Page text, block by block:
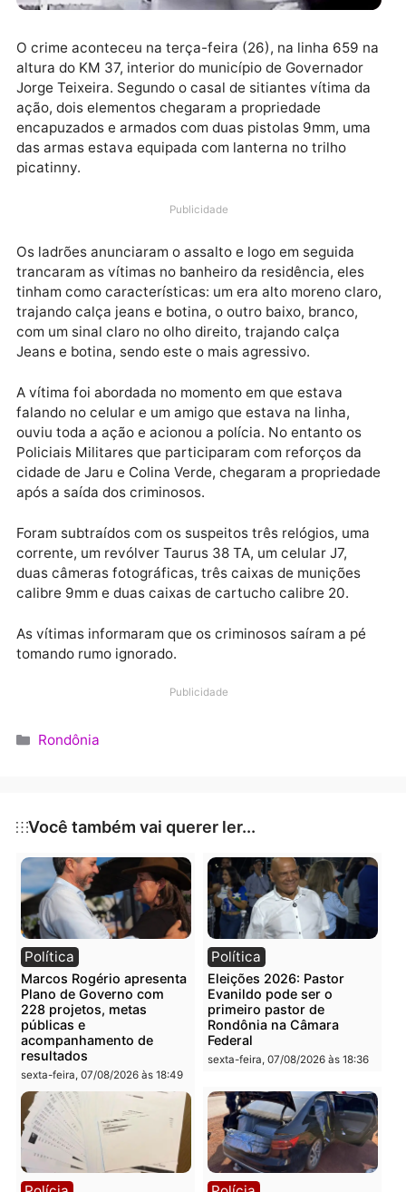
O crime aconteceu na terça-feira (26), na linha 659
altura do KM 37, interior do município de Governador
Jorge Teixeira. Segundo o casal de sitiantes vítima
encapuzados e armados com duas pistolas 9mm,
das armas estava equipada com lanterna no trilho
picatinny.
Publicidade
Os ladrões anunciaram o assalto e logo em seguida
tinham como características: um era alto moreno
trajando calça jeans e botina, o outro baixo, branco,
com um sinal claro no olho direito, trajando calça
Jeans e botina, sendo este o mais agressivo.
falando no celular e um amigo que estava na linha,
ouviu toda a ação e acionou a polícia. No entanto os
Policiais Militares que participaram com reforços da
cidade de Jaru e Colina Verde, chegaram a
após a saída dos criminosos.
corrente, um revólver Taurus 38 TA, um celular J7,
calibre 9mm e duas caixas de cartucho calibre 20.
Categorias
Rondônia
Você também vai querer ler...
Política
Marcos Rogério apresenta
Plano de Governo com
Política
Eleições 2026: Pastor
Evanildo pode ser o